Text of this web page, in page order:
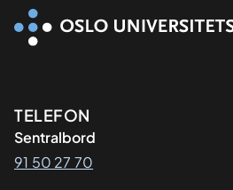
Kontaktinformasjon
TELEFON
Sentralbord
91 50 27 70